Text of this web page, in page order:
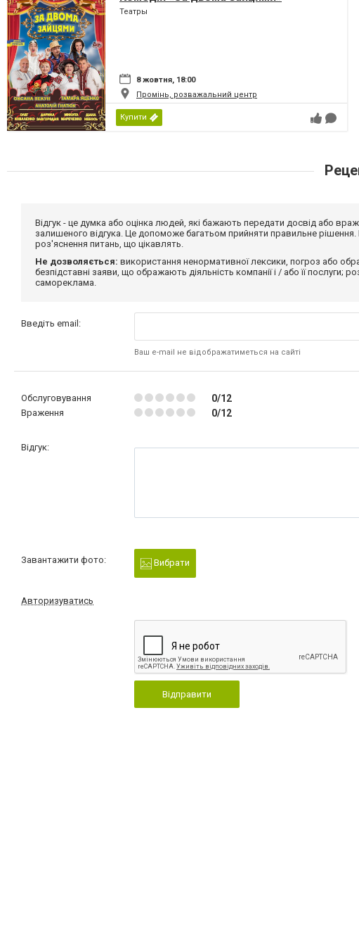
Театры
8 жовтня, 18:00
Промінь, розважальний центр
Купити
Відгук - це думка або оцінка людей, які бажають передати досвід або
залишеного відгука. Це допоможе багатьом прийняти правильне
роз'яснення питань, що цікавлять.
Не дозволяється: використання ненормативної лексики, погроз або
безпідставні заяви, що ображають діяльність компанії і / або її послуги;
самореклама.
Введіть email:
Ваш e-mail не відображатиметься на сайті
Обслуговування 0/12
Враження 0/12
Відгук:
Завантажити фото: Вибрати
Авторизуватись
Відправити